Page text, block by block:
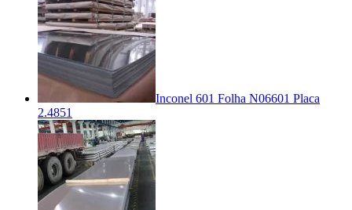
Inconel 601 Folha N06601 Placa
2.4851